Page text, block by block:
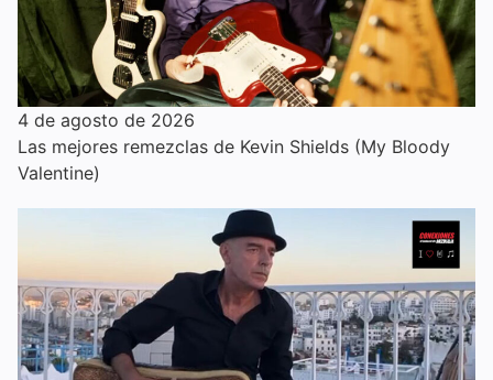
4 de agosto de 2026
Las mejores remezclas de Kevin Shields (My Bloody
Valentine)